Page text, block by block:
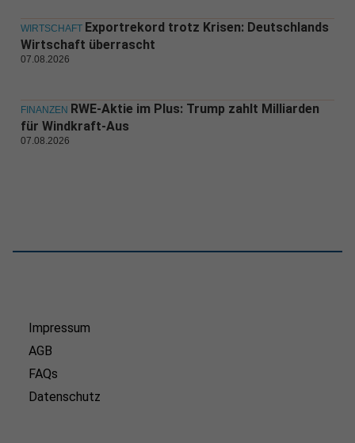
WIRTSCHAFT Exportrekord trotz Krisen: Deutschlands
Wirtschaft überrascht
07.08.2026
FINANZEN RWE-Aktie im Plus: Trump zahlt Milliarden
für Windkraft-Aus
07.08.2026
Impressum
AGB
FAQs
Datenschutz